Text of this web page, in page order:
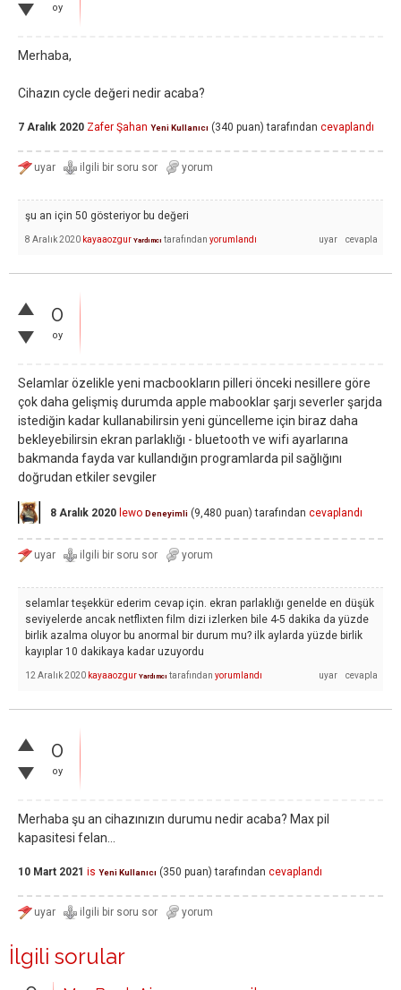
oy
Merhaba,
Cihazın cycle değeri nedir acaba?
7 Aralık 2020 Zafer Şahan Yeni Kullanıcı (340 puan) tarafından cevaplandı
şu an için 50 gösteriyor bu değeri
8 Aralık 2020 kayaaozgur Yardımcı tarafından yorumlandı
0
oy
Selamlar özelikle yeni macbookların pilleri önceki nesillere göre
çok daha gelişmiş durumda apple mabooklar şarjı severler şarjda
istediğin kadar kullanabilirsin yeni güncelleme için biraz daha
bekleyebilirsin ekran parlaklığı - bluetooth ve wifi ayarlarına
bakmanda fayda var kullandığın programlarda pil sağlığını
doğrudan etkiler sevgiler
8 Aralık 2020 lewo Deneyimli (9,480 puan) tarafından cevaplandı
selamlar teşekkür ederim cevap için. ekran parlaklığı genelde en düşük
seviyelerde ancak netflixten film dizi izlerken bile 4-5 dakika da yüzde
birlik azalma oluyor bu anormal bir durum mu? ilk aylarda yüzde birlik
kayıplar 10 dakikaya kadar uzuyordu
12 Aralık 2020 kayaaozgur Yardımcı tarafından yorumlandı
0
oy
Merhaba şu an cihazınızın durumu nedir acaba? Max pil
kapasitesi felan...
10 Mart 2021 is Yeni Kullanıcı (350 puan) tarafından cevaplandı
İlgili sorular